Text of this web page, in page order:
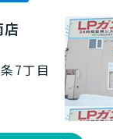
7丁目